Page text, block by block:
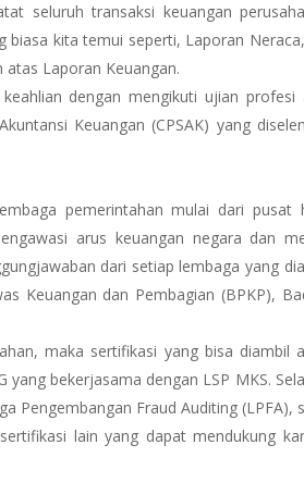
seluruh transaksi keuangan
kita temui seperti, Laporan
atas Laporan Keuangan.
dengan mengikuti ujian profesi
Keuangan (CPSAK) yang
pemerintahan mulai dari pusat
arus keuangan negara dan
dari setiap lembaga yang
Keuangan dan Pembagian (BPKP),
maka sertifikasi yang bisa diambil
bekerjasama dengan LSP MKS.
Pengembangan Fraud Auditing (LPFA),
lain yang dapat mendukung